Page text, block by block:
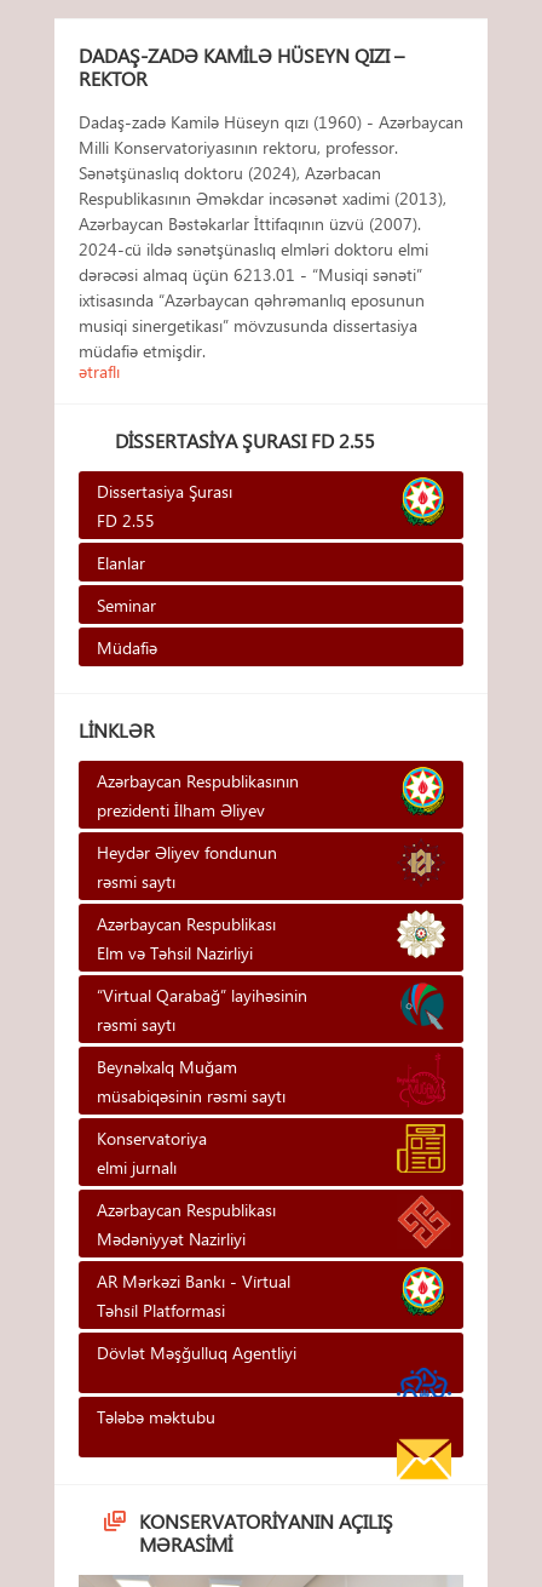
DADAŞ-ZADƏ KAMILƏ HÜSEYN QIZI –
REKTOR
Dadaş-zadə Kamilə Hüseyn qızı (1960) - Azərbaycan
Milli Konservatoriyasının rektoru, professor.
Sənətşünaslıq doktoru (2024), Azərbacan
Respublikasının Əməkdar incəsənət xadimi (2013),
Azərbaycan Bəstəkarlar İttifaqının üzvü (2007).
2024-cü ildə sənətşünaslıq elmləri doktoru elmi
dərəcəsi almaq üçün 6213.01 - “Musiqi sənəti”
ixtisasında “Azərbaycan qəhrəmanlıq eposunun
musiqi sinergetikası” mövzusunda dissertasiya
müdafiə etmişdir.
ətraflı
DISSERTASIYA ŞURASI FD 2.55
Dissertasiya Şurası
FD 2.55
Elanlar
Seminar
Müdafiə
LINKLƏR
Azərbaycan Respublikasının
prezidenti İlham Əliyev
Heydər Əliyev fondunun
rəsmi saytı
Azərbaycan Respublikası
Elm və Təhsil Nazirliyi
“Virtual Qarabağ” layihəsinin
rəsmi saytı
Beynəlxalq Muğam
müsabiqəsinin rəsmi saytı
Konservatoriya
elmi jurnalı
Azərbaycan Respublikası
Mədəniyyət Nazirliyi
AR Mərkəzi Bankı - Vi̇rtual
Təhsi̇l Platformasi
Dövlət Məşğulluq Agentliyi
Tələbə məktubu
KONSERVATORIYANIN AÇILIŞ
MƏRASIMI